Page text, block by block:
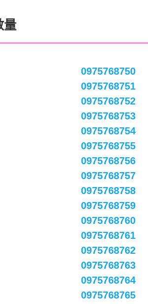
量
0975768750
0975768751
0975768752
0975768753
0975768754
0975768755
0975768756
0975768757
0975768758
0975768759
0975768760
0975768761
0975768762
0975768763
0975768764
0975768765